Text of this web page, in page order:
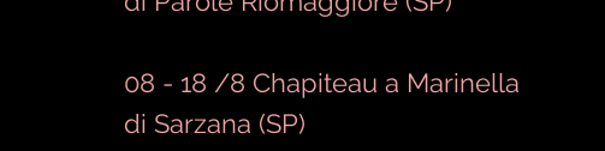
08 - 18 /8 Chapiteau a Marinella
di Sarzana (SP)